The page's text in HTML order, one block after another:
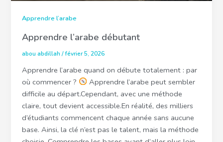
Apprendre l’arabe
Apprendre l’arabe débutant
abou abdillah/février 5, 2026
Apprendre l’arabe quand on débute totalement : par
où commencer ?
Apprendre l’arabe peut sembler
difficile au départ.Cependant, avec une méthode
claire, tout devient accessible.En réalité, des milliers
d’étudiants commencent chaque année sans aucune
base. Ainsi, la clé n’est pas le talent, mais la méthode